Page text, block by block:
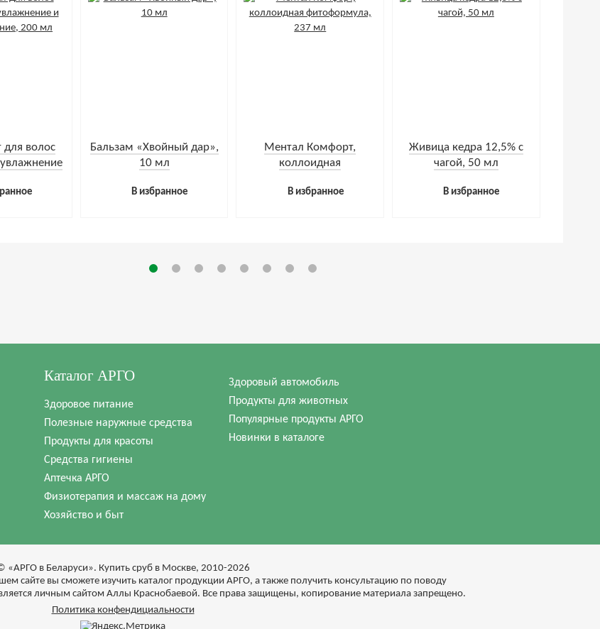
для волос
Бальзам «Хвойный дар»,
10 мл
В избранное
Ментал Комфорт,
коллоидная
В избранное
Живица кедра 12,5% с
чагой, 50 мл
В избранное
Каталог АРГО
Здоровое питание
Полезные наружные средства
Продукты для красоты
Средства гигиены
Аптечка АРГО
Физиотерапия и массаж на дому
Хозяйство и быт
Здоровый автомобиль
Продукты для животных
Популярные продукты АРГО
Новинки в каталоге
«АРГО в Беларуси». Купить сруб в Москве, 2010-2026
сайте вы сможете изучить каталог продукции АРГО, а также получить консультацию по поводу
личным сайтом Аллы Краснобаевой. Все права защищены, копирование материала запрещено.
Политика конфендициальности